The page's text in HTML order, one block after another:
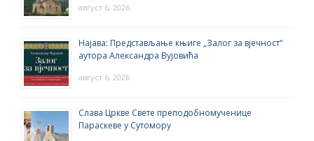
август 6, 2026
Најава: Представљање књиге „Залог за вјечност“
аутора Александра Вујовића
август 6, 2026
Слава Цркве Свете преподобномученице
Параскеве у Сутомору